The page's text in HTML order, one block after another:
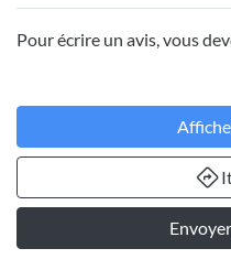
Pour écrire un avis, vous